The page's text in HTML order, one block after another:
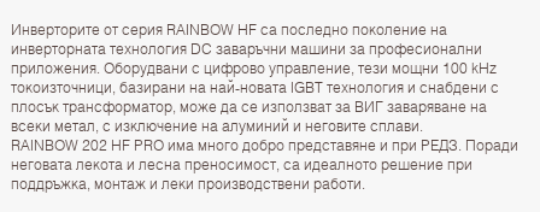
Инверторите от серия RAINBOW HF са последно поколение на
инверторната технология DC заваръчни машини за професионални
приложения. Оборудвани с цифрово управление, тези мощни 100 kHz
токоизточници, базирани на най-новата IGBT технология и снабдени с
плосък трансформатор, може да се използват за ВИГ заваряване на
всеки метал, с изключение на алуминий и неговите сплави.
RAINBOW 202 HF PRO има много добро представяне и при РЕДЗ. Поради
неговата лекота и лесна преносимост, са идеалното решение при
поддръжка, монтаж и леки производствени работи.